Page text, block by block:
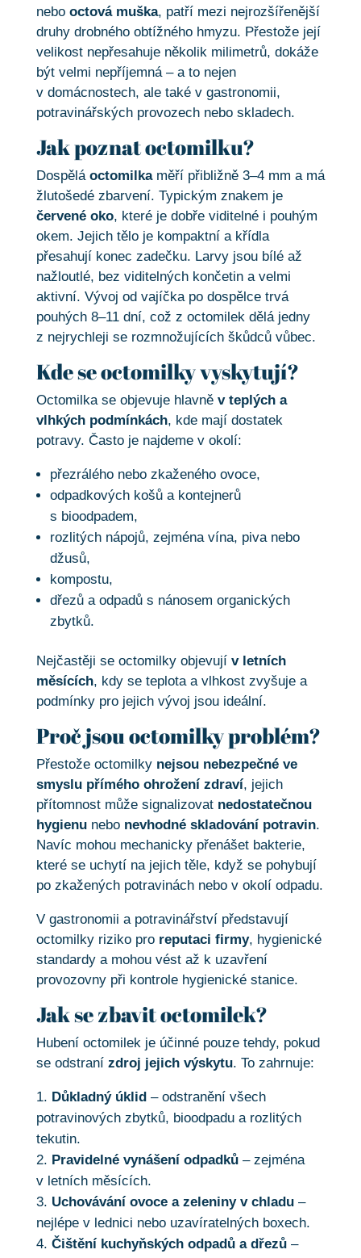
nebo octová muška, patří mezi nejrozšířenější
druhy drobného obtížného hmyzu. Přestože její
velikost nepřesahuje několik milimetrů, dokáže
být velmi nepříjemná – a to nejen
v domácnostech, ale také v gastronomii,
potravinářských provozech nebo skladech.
Jak poznat octomilku?
Dospělá octomilka měří přibližně 3–4 mm a má
žlutošedé zbarvení. Typickým znakem je
červené oko, které je dobře viditelné i pouhým
okem. Jejich tělo je kompaktní a křídla
přesahují konec zadečku. Larvy jsou bílé až
nažloutlé, bez viditelných končetin a velmi
aktivní. Vývoj od vajíčka po dospělce trvá
pouhých 8–11 dní, což z octomilek dělá jedny
z nejrychleji se rozmnožujících škůdců vůbec.
Kde se octomilky vyskytují?
Octomilka se objevuje hlavně v teplých a
vlhkých podmínkách, kde mají dostatek
potravy. Často je najdeme v okolí:
přezrálého nebo zkaženého ovoce,
odpadkových košů a kontejnerů
s bioodpadem,
rozlitých nápojů, zejména vína, piva nebo
džusů,
kompostu,
dřezů a odpadů s nánosem organických
zbytků.
Nejčastěji se octomilky objevují v letních
měsících, kdy se teplota a vlhkost zvyšuje a
podmínky pro jejich vývoj jsou ideální.
Proč jsou octomilky problém?
Přestože octomilky nejsou nebezpečné ve
smyslu přímého ohrožení zdraví, jejich
přítomnost může signalizovat nedostatečnou
hygienunebo nevhodné skladování potravin.
Navíc mohou mechanicky přenášet bakterie,
které se uchytí na jejich těle, když se pohybují
po zkažených potravinách nebo v okolí odpadu.
V gastronomii a potravinářství představují
octomilky riziko pro reputaci firmy, hygienické
standardy a mohou vést až k uzavření
provozovny při kontrole hygienické stanice.
Jak se zbavit octomilek?
Hubení octomilek je účinné pouze tehdy, pokud
se odstraní zdroj jejich výskytu. To zahrnuje:
Důkladný úklid– odstranění všech
potravinových zbytků, bioodpadu a rozlitých
tekutin.
Pravidelné vynášení odpadků– zejména
v letních měsících.
Uchovávání ovoce a zeleniny v chladu–
nejlépe v lednici nebo uzavíratelných boxech.
Čištění kuchyňských odpadů a dřezů–